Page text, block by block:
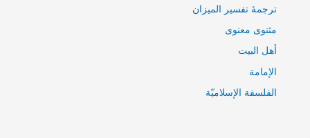
ترجمۀ تفسیر المیزان
مثنوی معنوی
أهل البيت
الإمامة
الفلسفة الإسلاميّة